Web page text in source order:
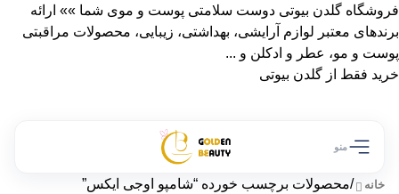
فروشگاه گلدن بیوتی دوست سلامتی پوست و موی شما »» ارائه
برندهای معتبر لوازم آرایشی، بهداشتی، زیبایی، محصولات مراقبتی
پوست و مو، عطر و ادکلن و ...
خرید فقط از گلدن بیوتی
منو
خانه /محصولات برچسب خورده “شامپو اوجی ایکس”